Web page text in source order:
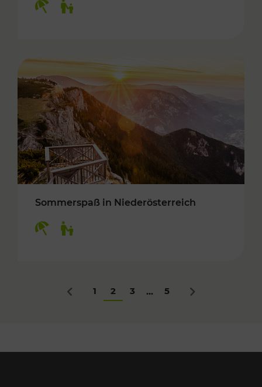
Sommerspaß in Niederösterreich
Zurück
1 2 3 ... 5 Nächstes